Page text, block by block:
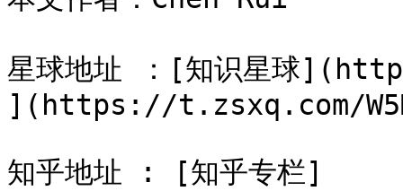
星球地址 ：[知识星球
](https://t.zsxq.com/
知乎地址 : [知乎专栏]